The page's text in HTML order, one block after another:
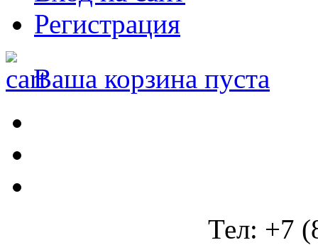
Регистрация
Ваша корзина пуста
Тел: +7